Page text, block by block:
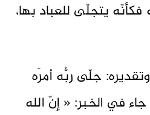
يتجلّى للعباد بها،
جلّى ربُّه أمرَه
في الخبر: « إنّ الله